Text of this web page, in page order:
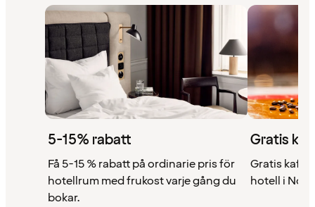
5-15% rabatt
Få 5-15 % rabatt på ordinarie pris för
hotellrum med frukost varje gång du
bokar.
Gratis
Gratis kaffe
hotell i